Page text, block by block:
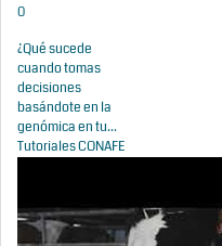
0
¿Qué sucede
cuando tomas
decisiones
basándote en la
genómica en tu...
Tutoriales CONAFE